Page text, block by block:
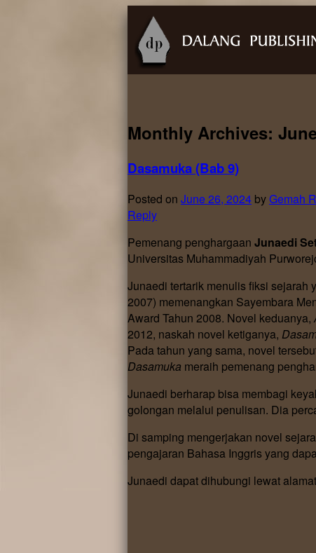
Monthly Archives:
Dasamuka (Bab 9)
Posted on June 26, 2024 byGemah
Reply
Pemenang penghargaan Junaedi
Universitas Muhammadiyah
Junaedi tertarik menulis fiksi sejarah
2007) memenangkan Sayembara
Award Tahun 2008. Novel keduanya,
2012, naskah novel ketiganya,
Pada tahun yang sama, novel
Dasamuka meraih pemenang
Junaedi berharap bisa membagi
golongan melalui penulisan. Dia
Di samping mengerjakan novel
pengajaran Bahasa Inggris yang
Junaedi dapat dihubungi lewat